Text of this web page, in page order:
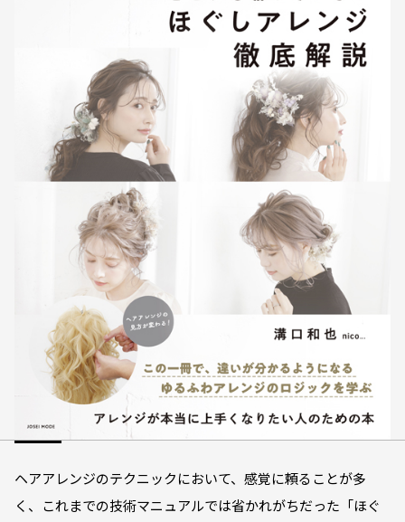
ヘアアレンジのテクニックにおいて、感覚に頼ることが多
く、これまでの技術マニュアルでは省かれがちだった「ほぐ